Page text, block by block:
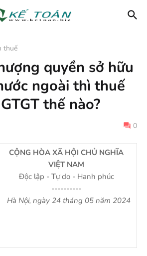
thuế
quyền sở hữu
ngoài thì thuế
thế nào?
0
CỘNG HÒA XÃ HỘI CHỦ NGHĨA
VIỆT NAM
Độc lập - Tự do - Hanh phúc
----------
Hà Nội, ngày 24 tháng 05 năm 2024